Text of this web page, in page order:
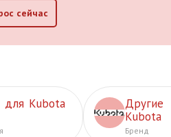
сейчас
для Kubota
Kubota
Бренд